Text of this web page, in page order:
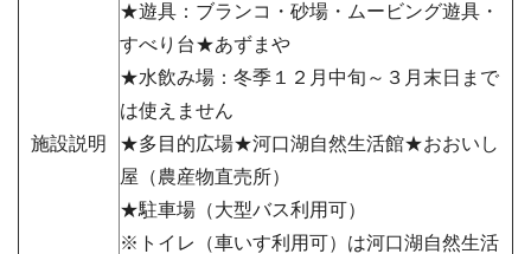
施設説明
★遊具：ブランコ・砂場・ムービング遊具・
すべり台★あずまや
★水飲み場：冬季１２月中旬～３月末日まで
は使えません
★多目的広場★河口湖自然生活館★おおいし
屋（農産物直売所）
★駐車場（大型バス利用可）
※トイレ（車いす利用可）は河口湖自然生活